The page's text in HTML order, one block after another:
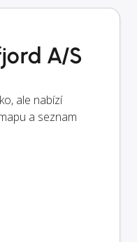
A/S
ale nabízí
a seznam